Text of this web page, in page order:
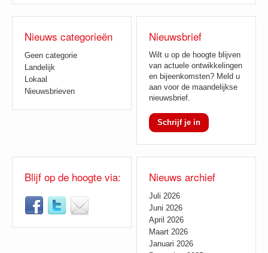
Nieuws categorieën
Geen categorie
Landelijk
Lokaal
Nieuwsbrieven
Nieuwsbrief
Wilt u op de hoogte blijven
van actuele ontwikkelingen
en bijeenkomsten? Meld u
aan voor de maandelijkse
nieuwsbrief.
Schrijf je in
Blijf op de hoogte via: Nieuws archief
Juli 2026
Juni 2026
April 2026
Maart 2026
Januari 2026